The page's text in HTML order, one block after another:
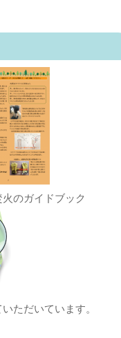
火のガイドブック
ただいています。